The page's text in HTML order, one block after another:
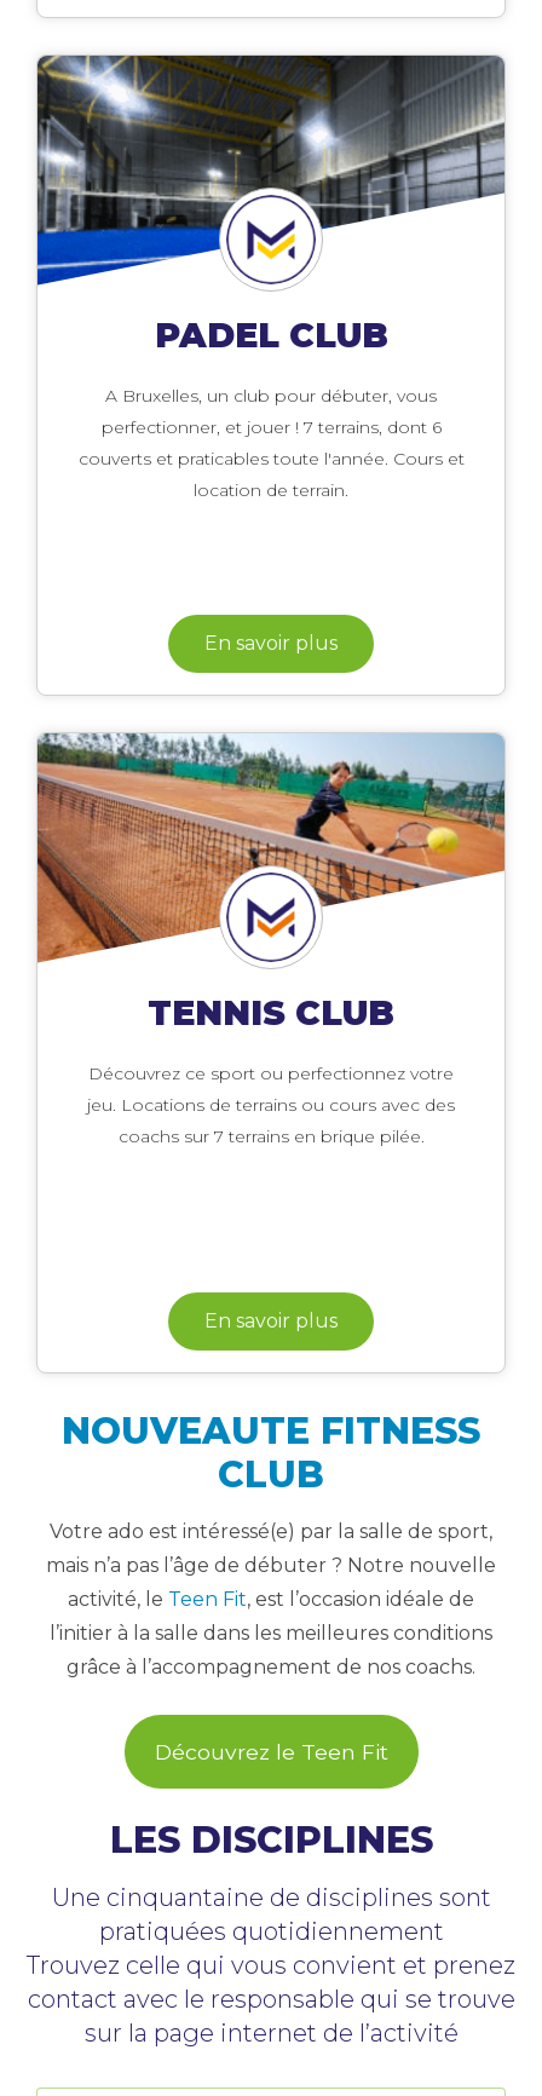
PADEL CLUB
A Bruxelles, un club pour débuter, vous
perfectionner, et jouer ! 7 terrains, dont 6
couverts et praticables toute l'année. Cours et
location de terrain.
En savoir plus
TENNIS CLUB
Découvrez ce sport ou perfectionnez votre
jeu. Locations de terrains ou cours avec des
coachs sur 7 terrains en brique pilée.
En savoir plus
NOUVEAUTE FITNESS
CLUB
Votre ado est intéressé(e) par la salle de sport,
mais n’a pas l’âge de débuter ? Notre nouvelle
activité, le Teen Fit, est l’occasion idéale de
l’initier à la salle dans les meilleures conditions
grâce à l’accompagnement de nos coachs.
Découvrez le Teen Fit
LES DISCIPLINES
Une cinquantaine de disciplines sont
pratiquées quotidiennement
Trouvez celle qui vous convient et prenez
contact avec le responsable qui se trouve
sur la page internet de l’activité